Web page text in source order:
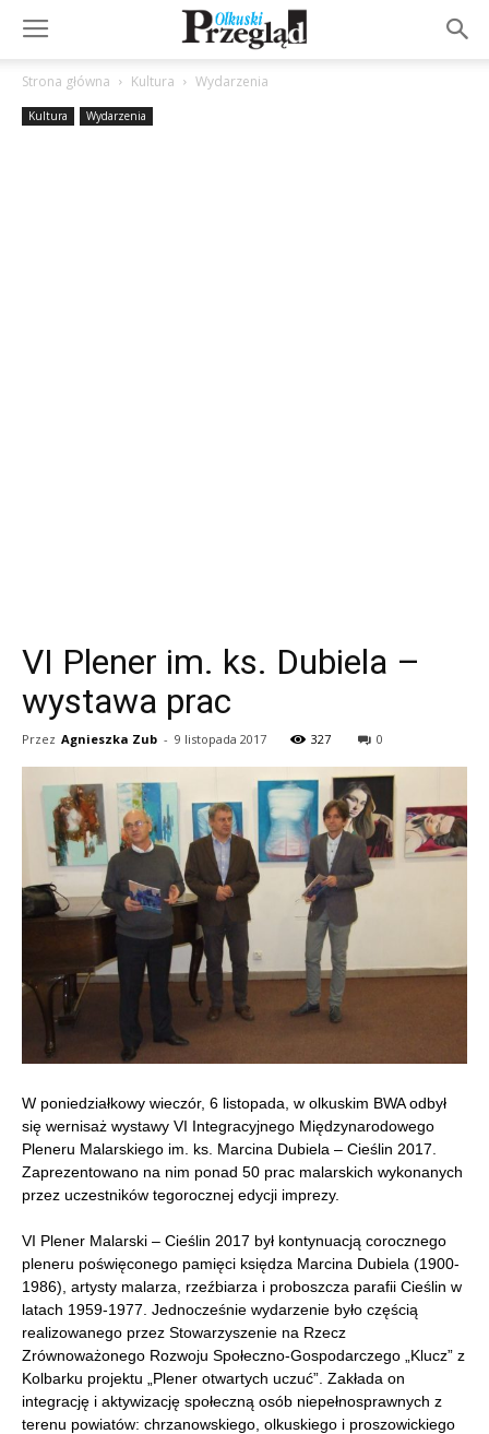
Strona główna Kultura Wydarzenia
Kultura Wydarzenia
VI Plener im. ks. Dubiela –
wystawa prac
Przez Agnieszka Zub - 9 listopada 2017 327 0
W poniedziałkowy wieczór, 6 listopada, w olkuskim BWA odbył
się wernisaż wystawy VI Integracyjnego Międzynarodowego
Pleneru Malarskiego im. ks. Marcina Dubiela – Cieślin 2017.
Zaprezentowano na nim ponad 50 prac malarskich wykonanych
przez uczestników tegorocznej edycji imprezy.
VI Plener Malarski – Cieślin 2017 był kontynuacją corocznego
pleneru poświęconego pamięci księdza Marcina Dubiela (1900-
1986), artysty malarza, rzeźbiarza i proboszcza parafii Cieślin w
latach 1959-1977. Jednocześnie wydarzenie było częścią
realizowanego przez Stowarzyszenie na Rzecz
Zrównoważonego Rozwoju Społeczno-Gospodarczego „Klucz” z
Kolbarku projektu „Plener otwartych uczuć”. Zakłada on
integrację i aktywizację społeczną osób niepełnosprawnych z
terenu powiatów: chrzanowskiego, olkuskiego i proszowickiego